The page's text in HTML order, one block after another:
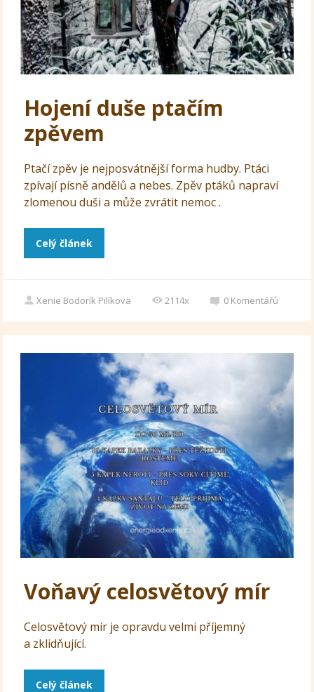
Hojení duše ptačím
zpěvem
Ptačí zpěv je nejposvátnější forma hudby. Ptáci
zpívají písně andělů a nebes. Zpěv ptáků napraví
zlomenou duši a může zvrátit nemoc .
Celý článek
Xenie Bodorík Pilíkova 2114x 0 Komentářů
Voňavý celosvětový mír
Celosvětový mír je opravdu velmi příjemný
a zklidňující.
Celý článek